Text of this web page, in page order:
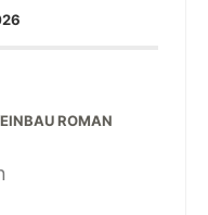
ROMAN